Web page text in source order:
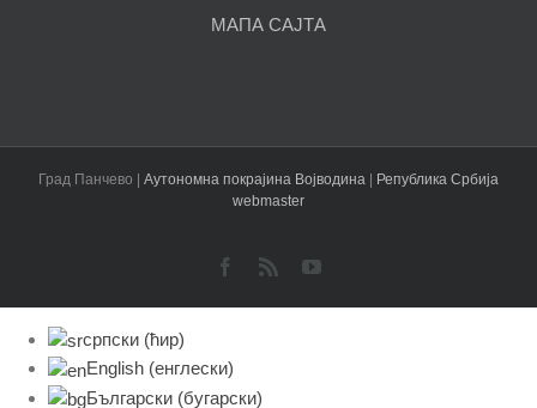
МАПА САЈТА
Град Панчево | Аутономна покрајина Војводина | Република Србија
webmaster
Facebook
Rss YouTube
српски (ћир)
English (енглески)
Български (бугарски)